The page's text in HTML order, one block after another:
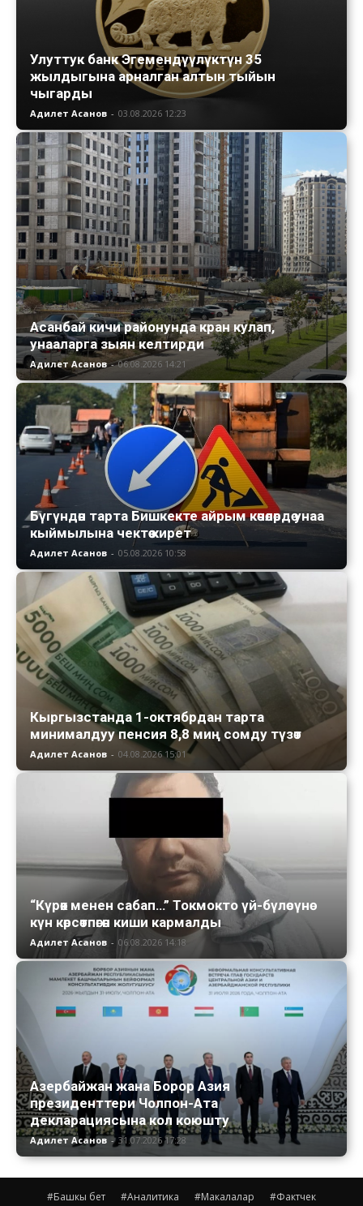
Улуттук банк Эгемендүүлүктүн 35
жылдыгына арналган алтын тыйын
чыгарды
Адилет Асанов - 03.08.2026 12:23
Асанбай кичи районунда кран кулап,
унааларга зыян келтирди
Адилет Асанов - 06.08.2026 14:21
Бүгүндөн тарта Бишкекте айрым көчөлөрдө унаа
кыймылына чектөө кирет
Адилет Асанов - 05.08.2026 10:58
Кыргызстанда 1-октябрдан тарта
минималдуу пенсия 8,8 миң сомду түзөт
Адилет Асанов - 04.08.2026 15:01
“Күрөк менен сабап…” Токмокто үй-бүлөсүнө
күн көрсөтпөгөн киши кармалды
Адилет Асанов - 06.08.2026 14:18
Азербайжан жана Борор Азия
президенттери Чолпон-Ата
декларациясына кол коюшту
Адилет Асанов - 31.07.2026 17:28
#Башкы бет #Аналитика #Макалалар #Фактчек